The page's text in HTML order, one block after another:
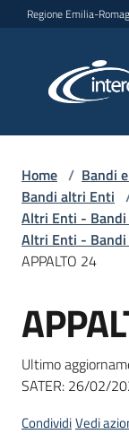
Vai al contenuto
Vai alla navigazione
Vai al footer
Regione Emilia-
L'Agenzia
Bandi
strumenti
di
acquisto
Home / Bandi
Bandi altri Enti
Altri Enti - Bandi
Altri Enti - Bandi
APPALTO 24
Salta al
Ultimo
SATER: 26/02/
CondividiVedi